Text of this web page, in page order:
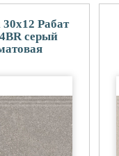
Рабат
серый